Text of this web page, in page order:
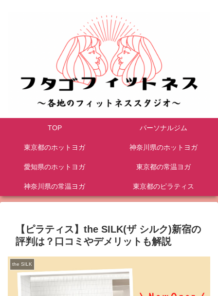
TOP パーソナルジム
東京都のホットヨガ 神奈川県のホットヨガ
愛知県のホットヨガ 東京都の常温ヨガ
神奈川県の常温ヨガ 東京都のピラティス
【ピラティス】the SILK(ザ シルク)新宿の
評判は？口コミやデメリットも解説
the SILK